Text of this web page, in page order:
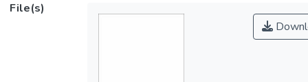
File(s)